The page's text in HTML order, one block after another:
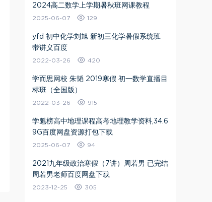
2024高二数学上学期暑秋班网课教程
2025-06-07 129
yfd 初中化学刘旭 新初三化学暑假系统班
带讲义百度
2022-03-26 420
学而思网校 朱韬 2019寒假 初一数学直播目
标班（全国版）
2022-03-26 915
学魁榜高中地理课程高考地理教学资料,34.6
9G百度网盘资源打包下载
2025-06-07 94
2021九年级政治寒假（7讲）周若男 已完结
周若男老师百度网盘下载
2023-12-25 305